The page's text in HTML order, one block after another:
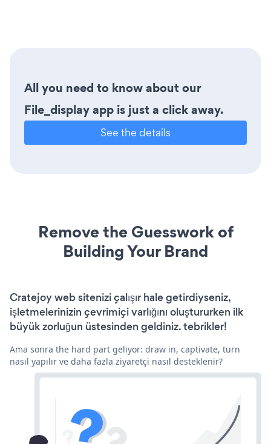
All you need to know about our
File_display app is just a click away.
See the details
Remove the Guesswork of
Building Your Brand
Cratejoy web sitenizi çalışır hale getirdiyseniz,
işletmelerinizin çevrimiçi varlığını oluştururken ilk
büyük zorluğun üstesinden geldiniz. tebrikler!
Ama sonra the hard part geliyor: draw in, captivate, turn
nasıl yapılır ve daha fazla ziyaretçi nasıl desteklenir?